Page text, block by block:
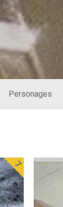
Personages
7